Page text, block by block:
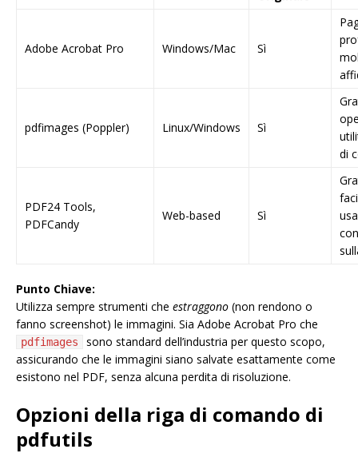
Adobe Acrobat Pro Windows/Mac Sì
pdfimages (Poppler) Linux/Windows Sì
di
PDF24 Tools,
PDFCandy
Web-based Sì
Punto Chiave:
Utilizza sempre strumenti che estraggono (non rendono o
fanno screenshot) le immagini. Sia Adobe Acrobat Pro che
pdfimages
sono standard dell’industria per questo scopo,
assicurando che le immagini siano salvate esattamente come
esistono nel PDF, senza alcuna perdita di risoluzione.
Opzioni della riga di comando di
pdfutils